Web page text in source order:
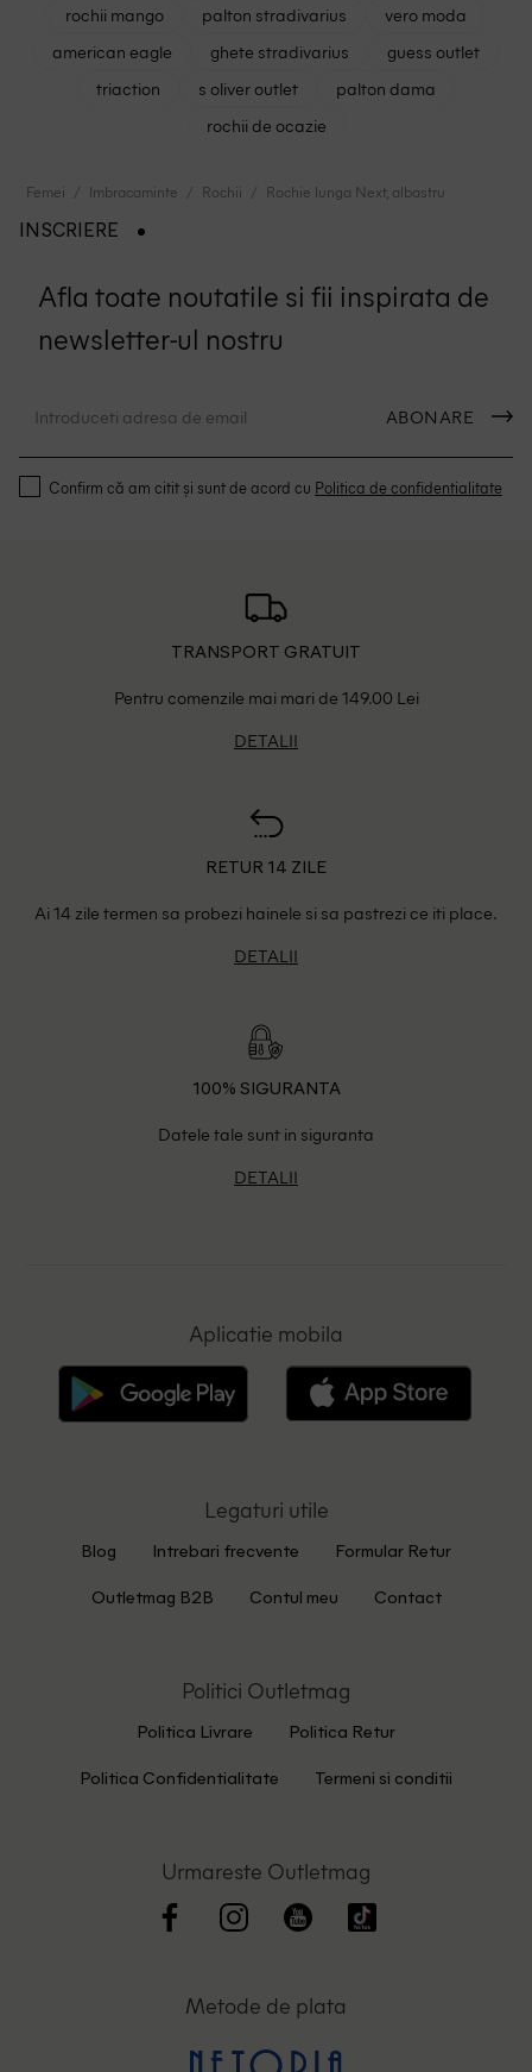
rochii mango
palton stradivarius
vero moda
american eagle
ghete stradivarius
guess outlet
triaction
s oliver outlet
palton dama
rochii de ocazie
Femei Imbracaminte Rochii Rochie lunga Next, albastru
INSCRIERE
Afla toate noutatile si fii inspirata de
newsletter-ul nostru
ABONARE
Confirm că am citit și sunt de acord cu Politica de confidentialitate
TRANSPORT GRATUIT
Pentru comenzile mai mari de 149.00 Lei
DETALII
RETUR 14 ZILE
Ai 14 zile termen sa probezi hainele si sa pastrezi ce iti place.
DETALII
100% SIGURANTA
Datele tale sunt in siguranta
DETALII
Aplicatie mobila
Legaturi utile
Blog Intrebari frecvente Formular Retur
Outletmag B2B Contul meu Contact
Politici Outletmag
Politica Livrare Politica Retur
Politica Confidentialitate Termeni si conditii
Urmareste Outletmag
Metode de plata